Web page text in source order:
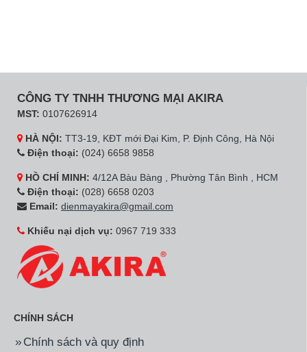
CÔNG TY TNHH THƯƠNG MẠI AKIRA
MST: 0107626914
HÀ NỘI: TT3-19, KĐT mới Đại Kim, P. Định Công, Hà Nội
Điện thoại: (024) 6658 9858
HỒ CHÍ MINH: 4/12A Bàu Bàng , Phường Tân Bình , HCM
Điện thoại: (028) 6658 0203
Email: dienmayakira@gmail.com
Khiếu nại dịch vụ: 0967 719 333
CHÍNH SÁCH
Chính sách và quy định